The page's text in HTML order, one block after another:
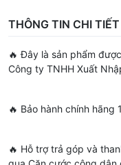
THÔNG TIN CHI TIẾT
🔥 Đây là sản phẩm
Công ty TNHH Xuất
🔥 Bảo hành chính hãng
🔥 Hỗ trợ trả góp và